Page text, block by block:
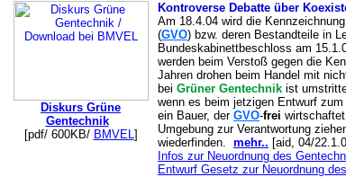
Diskurs Grüne
Gentechnik
[pdf/ 600KB/ BMVEL]
Kontroverse Debatte über
Am 18.4.04 wird die
(GVO) bzw. deren Bestandteile in
Bundeskabinettbeschloss am
werden beim Verstoß gegen die
Jahren drohen beim Handel mit
bei Grüner Gentechnik ist
wenn es beim jetzigen Entwurf
ein Bauer, der GVO-frei
Umgebung zur Verantwortung
wiederfinden. mehr.. [aid, 04/
Infos zur Neuordnung des
Entwurf Gesetz zur Neuordnung